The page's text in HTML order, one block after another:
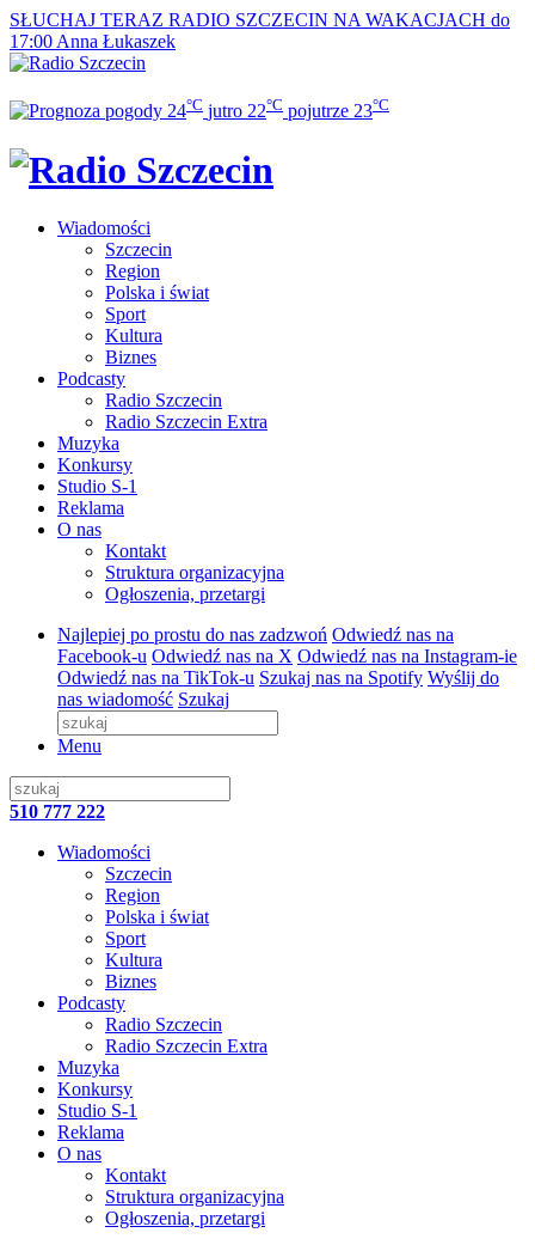
SŁUCHAJ TERAZ RADIO SZCZECIN NA WAKACJACH do
17:00 Anna Łukaszek
24°C jutro 22°C pojutrze 23°C
Wiadomości
Szczecin
Region
Polska i świat
Sport
Kultura
Biznes
Podcasty
Radio Szczecin
Radio Szczecin Extra
Muzyka
Konkursy
Studio S-1
Reklama
O nas
Kontakt
Struktura organizacyjna
Ogłoszenia, przetargi
Najlepiej po prostu do nas zadzwoń Odwiedź nas na
Facebook-u Odwiedź nas na X Odwiedź nas na Instagram-ie
Odwiedź nas na TikTok-u Szukaj nas na Spotify Wyślij do
nas wiadomość Szukaj
Menu
510 777 222
Wiadomości
Szczecin
Region
Polska i świat
Sport
Kultura
Biznes
Podcasty
Radio Szczecin
Radio Szczecin Extra
Muzyka
Konkursy
Studio S-1
Reklama
O nas
Kontakt
Struktura organizacyjna
Ogłoszenia, przetargi